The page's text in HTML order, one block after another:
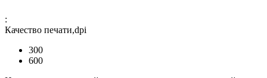
:
Качество печати,dpi
300
600